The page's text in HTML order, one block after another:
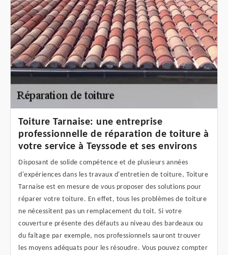
Toiture Tarnaise: une entreprise
professionnelle de réparation de toiture à
votre service à Teyssode et ses environs
Disposant de solide compétence et de plusieurs années
d'expériences dans les travaux d'entretien de toiture, Toiture
Tarnaise est en mesure de vous proposer des solutions pour
réparer votre toiture. En effet, tous les problèmes de toiture
ne nécessitent pas un remplacement du toit. Si votre
couverture présente des défauts au niveau des bardeaux ou
du faîtage par exemple, nos professionnels sauront trouver
les moyens adéquats pour les résoudre. Vous pouvez compter